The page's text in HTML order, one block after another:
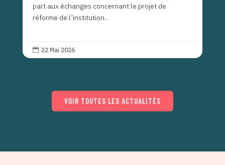
part aux échanges concernant le projet de
réforme de l’institution...
 22 Mai 2026
VOIR TOUTES LES ACTUALITÉS